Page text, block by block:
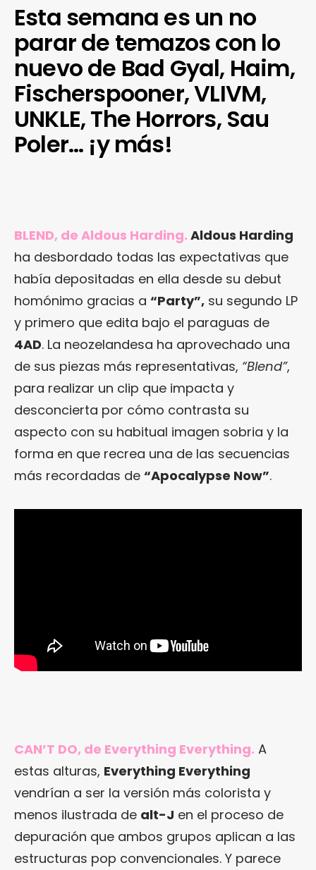
Esta semana es un no
parar de temazos con lo
nuevo de Bad Gyal, Haim,
Fischerspooner, VLIVM,
UNKLE, The Horrors, Sau
Poler… ¡y más!
BLEND, de Aldous Harding. Aldous Harding
ha desbordado todas las expectativas que
había depositadas en ella desde su debut
homónimo gracias a “Party”, su segundo LP
y primero que edita bajo el paraguas de
4AD. La neozelandesa ha aprovechado una
de sus piezas más representativas, “Blend”,
para realizar un clip que impacta y
desconcierta por cómo contrasta su
aspecto con su habitual imagen sobria y la
forma en que recrea una de las secuencias
más recordadas de “Apocalypse Now”.
CAN’T DO, de Everything Everything. A
estas alturas, Everything Everything
vendrían a ser la versión más colorista y
menos ilustrada de alt-J en el proceso de
depuración que ambos grupos aplican a las
estructuras pop convencionales. Y parece